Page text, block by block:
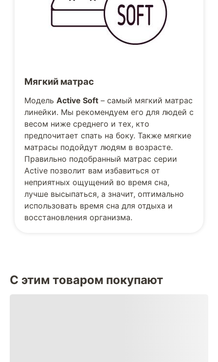
Мягкий матрас
Модель Active Soft – самый мягкий матрас
линейки. Мы рекомендуем его для людей с
весом ниже среднего и тех, кто
предпочитает спать на боку. Также мягкие
матрасы подойдут людям в возрасте.
Правильно подобранный матрас серии
Active позволит вам избавиться от
неприятных ощущений во время сна,
лучше высыпаться, а значит, оптимально
использовать время сна для отдыха и
восстановления организма.
С этим товаром покупают